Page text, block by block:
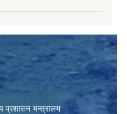
प्रशासन मन्त्रालय